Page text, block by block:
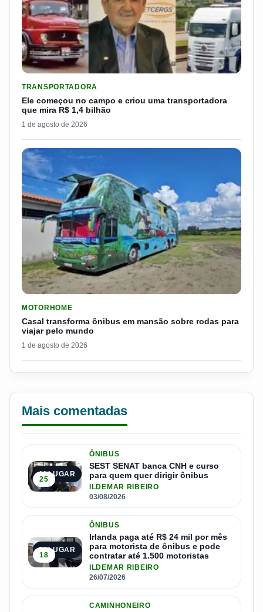
TRANSPORTADORA
Ele começou no campo e criou uma transportadora
que mira R$ 1,4 bilhão
1 de agosto de 2026
MOTORHOME
Casal transforma ônibus em mansão sobre rodas para
viajar pelo mundo
1 de agosto de 2026
Mais comentadas
1º LUGAR
25
ÔNIBUS
SEST SENAT banca CNH e curso
para quem quer dirigir ônibus
ILDEMAR RIBEIRO
03/08/2026
2º LUGAR
18
ÔNIBUS
Irlanda paga até R$ 24 mil por mês
para motorista de ônibus e pode
contratar até 1.500 motoristas
ILDEMAR RIBEIRO
26/07/2026
CAMINHONEIRO